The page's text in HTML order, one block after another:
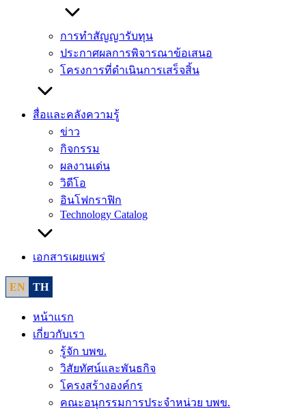
การทำสัญญารับทุน
ประกาศผลการพิจารณาข้อเสนอ
โครงการที่ดำเนินการเสร็จสิ้น
สื่อและคลังความรู้
ข่าว
กิจกรรม
ผลงานเด่น
วิดีโอ
อินโฟกราฟิก
Technology Catalog
เอกสารเผยแพร่
EN TH
หน้าแรก
เกี่ยวกับเรา
รู้จัก บพข.
วิสัยทัศน์และพันธกิจ
โครงสร้างองค์กร
คณะอนุกรรมการประจำหน่วย บพข.